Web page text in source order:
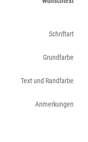
Schriftart
Grundfarbe
Text und Randfarbe
Anmerkungen